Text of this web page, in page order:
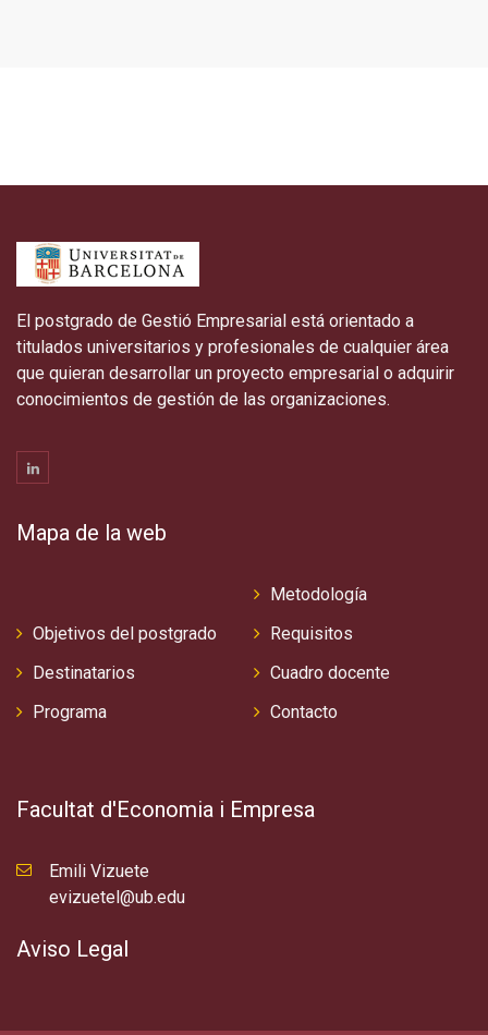
El postgrado de Gestió Empresarial está orientado a
titulados universitarios y profesionales de cualquier área
que quieran desarrollar un proyecto empresarial o adquirir
conocimientos de gestión de las organizaciones.
Mapa de la web
Objetivos del postgrado
Destinatarios
Programa
Metodología
Requisitos
Cuadro docente
Contacto
Facultat d'Economia i Empresa
Emili Vizuete
evizuetel@ub.edu
Aviso Legal